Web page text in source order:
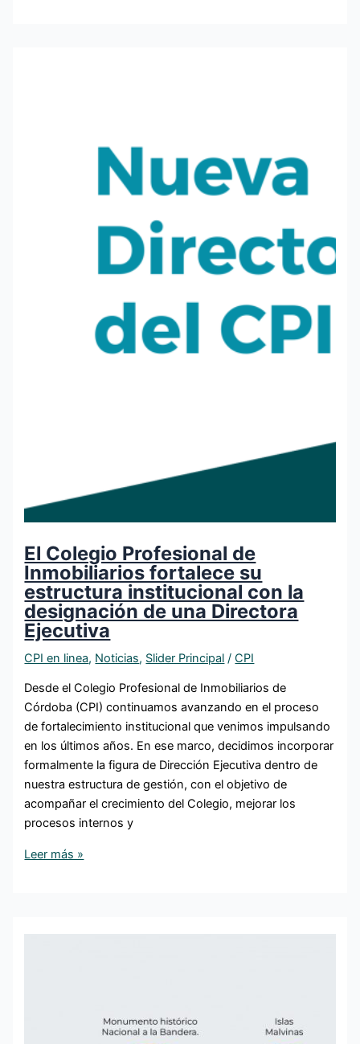
El Colegio Profesional de
Inmobiliarios fortalece su
estructura institucional con la
designación de una Directora
Ejecutiva
CPI en linea, Noticias, Slider Principal /CPI
Desde el Colegio Profesional de Inmobiliarios de
Córdoba (CPI) continuamos avanzando en el proceso
de fortalecimiento institucional que venimos impulsando
en los últimos años. En ese marco, decidimos incorporar
formalmente la figura de Dirección Ejecutiva dentro de
nuestra estructura de gestión, con el objetivo de
acompañar el crecimiento del Colegio, mejorar los
procesos internos y
Leer más »